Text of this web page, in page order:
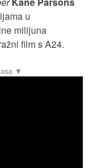
u
milijuna
film s A24.